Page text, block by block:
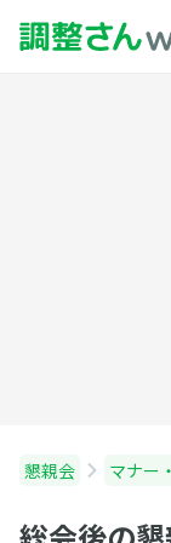
懇親会 マナー